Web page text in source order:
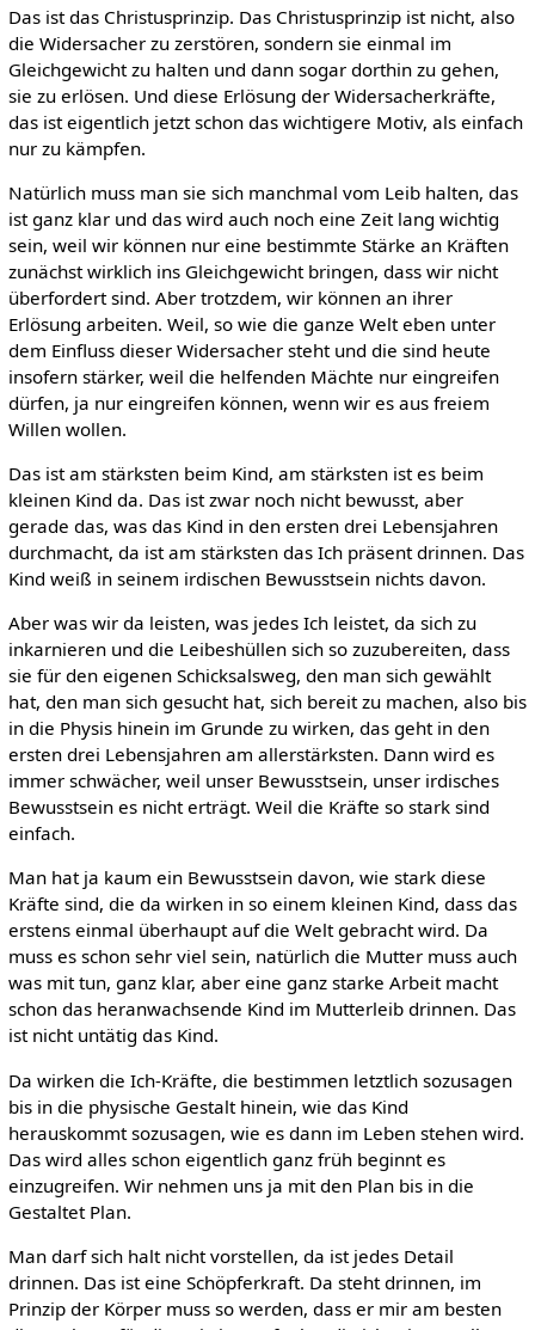
Das ist das Christusprinzip. Das Christusprinzip ist nicht, also
die Widersacher zu zerstören, sondern sie einmal im
Gleichgewicht zu halten und dann sogar dorthin zu gehen,
sie zu erlösen. Und diese Erlösung der Widersacherkräfte,
das ist eigentlich jetzt schon das wichtigere Motiv, als einfach
nur zu kämpfen.
Natürlich muss man sie sich manchmal vom Leib halten, das
ist ganz klar und das wird auch noch eine Zeit lang wichtig
sein, weil wir können nur eine bestimmte Stärke an Kräften
zunächst wirklich ins Gleichgewicht bringen, dass wir nicht
überfordert sind. Aber trotzdem, wir können an ihrer
Erlösung arbeiten. Weil, so wie die ganze Welt eben unter
dem Einfluss dieser Widersacher steht und die sind heute
insofern stärker, weil die helfenden Mächte nur eingreifen
dürfen, ja nur eingreifen können, wenn wir es aus freiem
Willen wollen.
Das ist am stärksten beim Kind, am stärksten ist es beim
kleinen Kind da. Das ist zwar noch nicht bewusst, aber
gerade das, was das Kind in den ersten drei Lebensjahren
durchmacht, da ist am stärksten das Ich präsent drinnen. Das
Kind weiß in seinem irdischen Bewusstsein nichts davon.
Aber was wir da leisten, was jedes Ich leistet, da sich zu
inkarnieren und die Leibeshüllen sich so zuzubereiten, dass
sie für den eigenen Schicksalsweg, den man sich gewählt
hat, den man sich gesucht hat, sich bereit zu machen, also bis
in die Physis hinein im Grunde zu wirken, das geht in den
ersten drei Lebensjahren am allerstärksten. Dann wird es
immer schwächer, weil unser Bewusstsein, unser irdisches
Bewusstsein es nicht erträgt. Weil die Kräfte so stark sind
einfach.
Man hat ja kaum ein Bewusstsein davon, wie stark diese
Kräfte sind, die da wirken in so einem kleinen Kind, dass das
erstens einmal überhaupt auf die Welt gebracht wird. Da
muss es schon sehr viel sein, natürlich die Mutter muss auch
was mit tun, ganz klar, aber eine ganz starke Arbeit macht
schon das heranwachsende Kind im Mutterleib drinnen. Das
ist nicht untätig das Kind.
Da wirken die Ich-Kräfte, die bestimmen letztlich sozusagen
bis in die physische Gestalt hinein, wie das Kind
herauskommt sozusagen, wie es dann im Leben stehen wird.
Das wird alles schon eigentlich ganz früh beginnt es
einzugreifen. Wir nehmen uns ja mit den Plan bis in die
Gestaltet Plan.
Man darf sich halt nicht vorstellen, da ist jedes Detail
drinnen. Das ist eine Schöpferkraft. Da steht drinnen, im
Prinzip der Körper muss so werden, dass er mir am besten